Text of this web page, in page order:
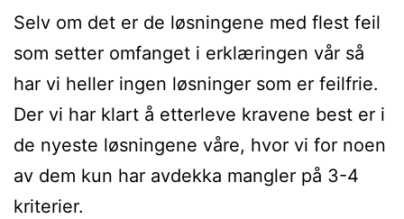
Selv om det er de løsningene med flest feil
som setter omfanget i erklæringen vår så
har vi heller ingen løsninger som er feilfrie.
Der vi har klart å etterleve kravene best er i
de nyeste løsningene våre, hvor vi for noen
av dem kun har avdekka mangler på 3-4
kriterier.